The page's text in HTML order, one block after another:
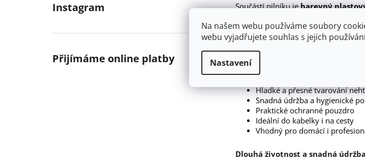
Na našem webu používáme soubory
webu vyjadřujete souhlas s jejich
Nastavení
Instagram
Přijímáme online platby
Součástí pilníku jebarevný
Díky kompaktním rozměrům
Hlavní výhody skleněného pilníku
Hladké a přesné tvarování
Snadná údržba a hygienické
Praktické ochranné pouzdro
Ideální do kabelky i na cesty
Vhodný pro domácí i
Dlouhá životnost a snadná údržba